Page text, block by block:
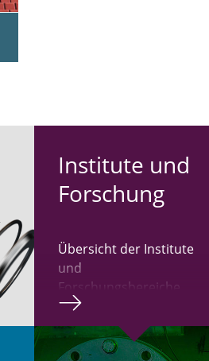
In­sti­tu­te und
For­schung
Übersicht der Institute
und
Forschungsbereiche.